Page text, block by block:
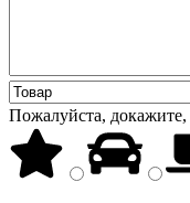
Пожалуйста,